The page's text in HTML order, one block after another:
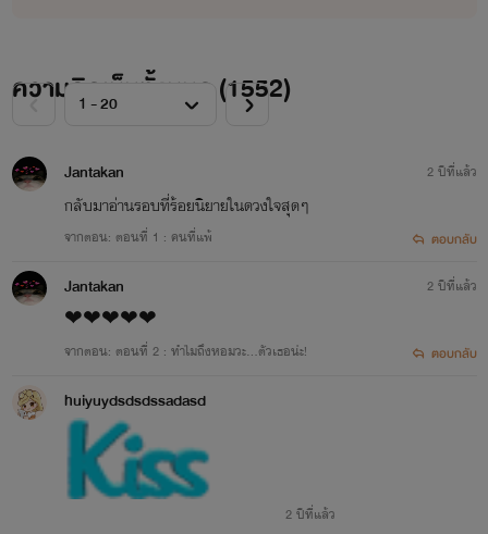
IG : Peam_linda
ความคิดเห็นทั้งหมด (1552)
Jantakan
กลับมาอ่านรอบที่ร้อยนิยายในดวงใจสุดๆ
จากตอน: ตอนที่ 1 : คนที่แพ้
2 ปีที่แล้ว
ตอบกลับ
Jantakan
❤❤❤❤❤
จากตอน: ตอนที่ 2 : ทำไมถึงหอมวะ...ตัวเธอน่ะ!
2 ปีที่แล้ว
ตอบกลับ
huiyuydsdsdssadasd
2 ปีที่แล้ว